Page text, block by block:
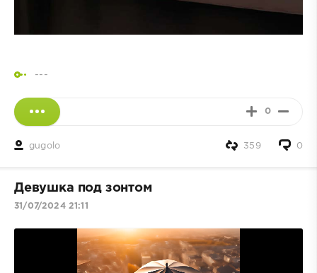
---
0
gugolo 0
359
Девушка под зонтом
31/07/2024 21:11